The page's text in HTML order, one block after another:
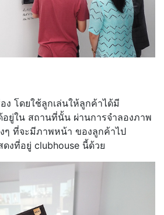
ง โดยใช้ลูกเล่นให้ลูกค้าได้มี
ยู่ใน สถานที่นั้น ผ่านการจำลองภาพ
ๆ ที่จะมีภาพหน้า ของลูกค้าไป
งที่อยู่ clubhouse นี้ด้วย